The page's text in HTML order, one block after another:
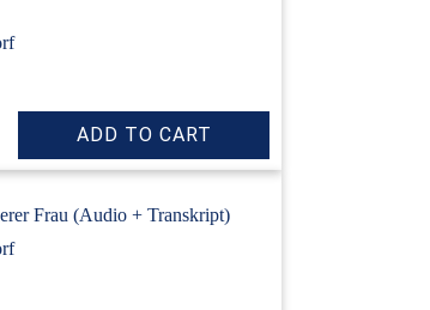
Frau (Audio + Transkript)